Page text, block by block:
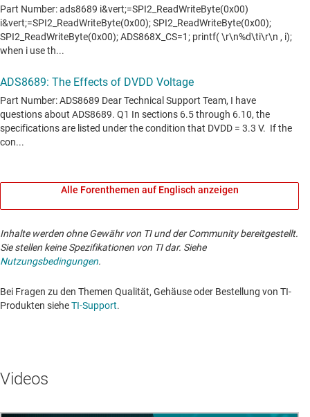
Alle Forenthemen auf Englisch anzeigen
Inhalte werden ohne Gewähr von TI und der Community bereitgestellt.
Sie stellen keine Spezifikationen von TI dar. Siehe
Nutzungsbedingungen.
Bei Fragen zu den Themen Qualität, Gehäuse oder Bestellung von TI-
Produkten sieheTI-Support. ​​​​​​​​​​​​​​
Videos